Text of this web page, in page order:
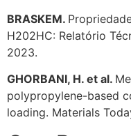
BRASKEM.
H202HC: Relatório
2023.
GHORBANI, H. et al.
polypropylene-based
loading. Materials